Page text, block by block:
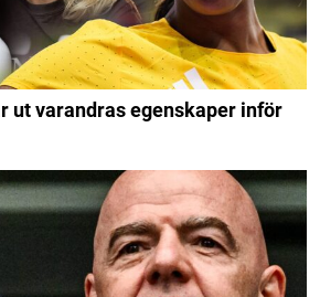
ut varandras egenskaper inför